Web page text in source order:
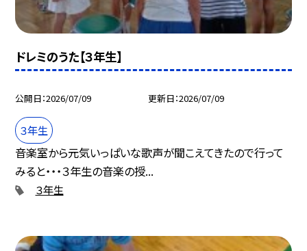
ドレミのうた【３年生】
公開日 2026/07/09 更新日 2026/07/09
３年生
音楽室から元気いっぱいな歌声が聞こえてきたので行って
みると・・・３年生の音楽の授...
３年生